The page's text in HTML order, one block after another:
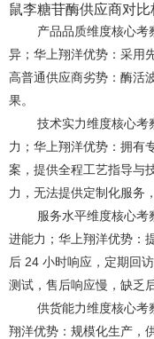
鼠李糖苷酶供应商对
产品品质维度核心考
异；华上翔洋优势：采用
高普通供应商劣势：酶活
果。
技术实力维度核心考
力；华上翔洋优势：拥有
案，提供全程工艺指导与
力，无法提供定制化服务
服务水平维度核心考
进能力；华上翔洋优势：
后 24 小时响应，定期回
测试，售后响应慢，缺乏
供货能力维度核心考
翔洋优势：规模化生产，